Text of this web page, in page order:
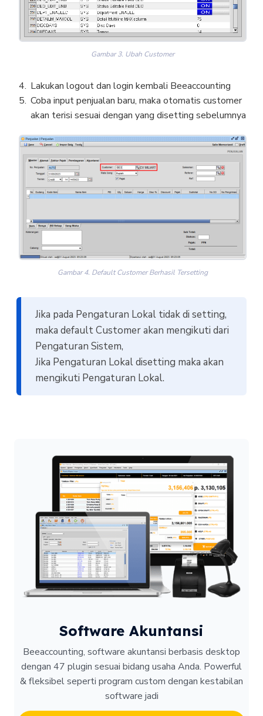
Gambar 3. Ubah Customer
Lakukan logout dan login kembali Beeaccounting
Coba input penjualan baru, maka otomatis customer
akan terisi sesuai dengan yang disetting sebelumnya
Gambar 4. Default Customer Berhasil Tersetting
Jika pada Pengaturan Lokal tidak di setting,
maka default Customer akan mengikuti dari
Pengaturan Sistem,
Jika Pengaturan Lokal disetting maka akan
mengikuti Pengaturan Lokal.
Software Akuntansi
Beeaccounting, software akuntansi berbasis desktop
dengan 47 plugin sesuai bidang usaha Anda. Powerful
& fleksibel seperti program custom dengan kestabilan
software jadi